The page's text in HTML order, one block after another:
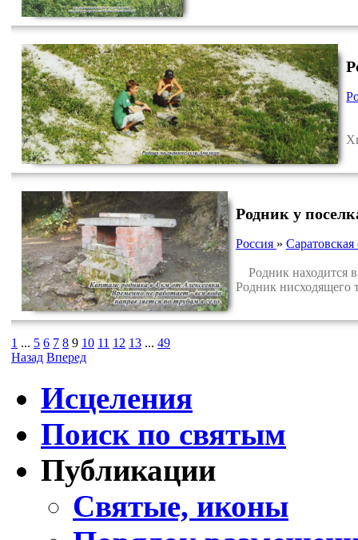
Родник у
Россия » Саратовская
Родник находится в
Родник нисходящего
1 ... 5 6 7 8 9 10 11 12 13 ... 49
Назад Вперед
Исцеления
Поиск по святым
Публикации
Святые, иконы